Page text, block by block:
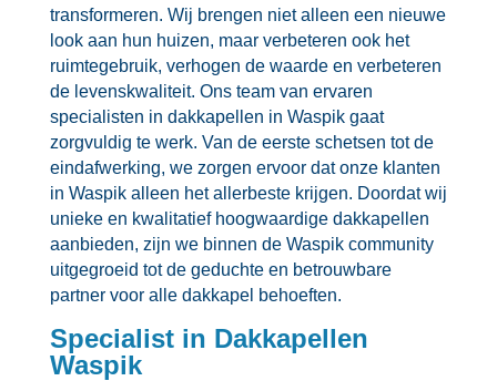
transformeren.​ Wij brengen niet alleen een nieuwe
look aan hun huizen, maar verbeteren ook het
ruimtegebruik, verhogen de waarde en verbeteren
de levenskwaliteit.​ Ons team van ervaren
specialisten in dakkapellen in Waspik gaat
zorgvuldig te werk.​ Van de eerste schetsen tot de
eindafwerking, we zorgen ervoor dat onze klanten
in Waspik alleen het allerbeste krijgen.​ Doordat wij
unieke en kwalitatief hoogwaardige dakkapellen
aanbieden, zijn we binnen de Waspik community
uitgegroeid tot de geduchte en betrouwbare
partner voor alle dakkapel behoeften.​
Specialist in Dakkapellen
Waspik